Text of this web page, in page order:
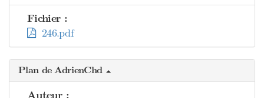
Fichier :
246.pdf
Plan de AdrienChd